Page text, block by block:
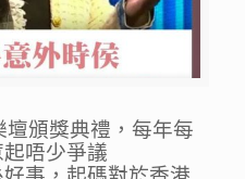
頒獎典禮，每年每
唔少爭議